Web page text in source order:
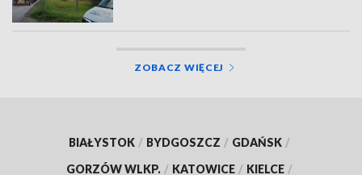
ZOBACZ WIĘCEJ
BIAŁYSTOK / BYDGOSZCZ / GDAŃSK /
GORZÓW WLKP. / KATOWICE / KIELCE /